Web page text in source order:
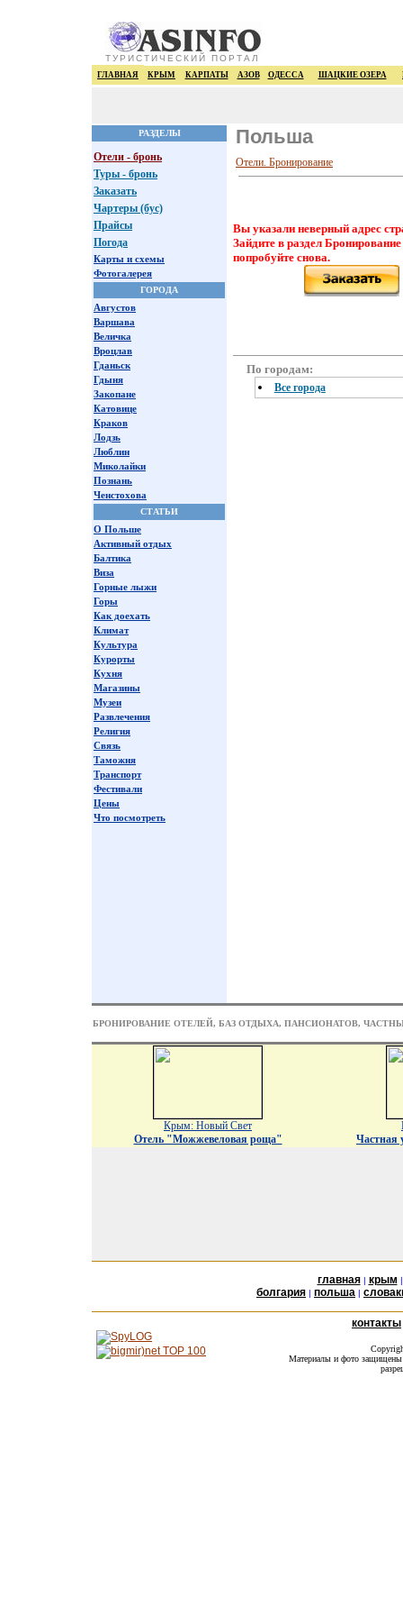
ТУРИСТИЧЕСКИЙ ПОРТАЛ
ГЛАВНАЯ КРЫМ КАРПАТЫ АЗОВ ОДЕССА ШАЦКИЕ ОЗЕРА
РАЗДЕЛЫ Польша
Отели - бронь
Туры - бронь
Заказать
Чартеры (бус)
Прайсы
Погода
Карты и схемы
Фотогалерея
ГОРОДА
Августов
Варшава
Величка
Вроцлав
Гданьск
Гдыня
Закопане
Катовице
Краков
Лодзь
Люблин
Миколайки
Познань
Ченстохова
СТАТЬИ
О Польше
Активный отдых
Балтика
Виза
Горные лыжи
Горы
Как доехать
Климат
Культура
Курорты
Кухня
Магазины
Музеи
Развлечения
Религия
Связь
Таможня
Транспорт
Фестивали
Цены
Что посмотреть
Отели. Бронирование
Вы указали неверный адрес
Зайдите в раздел
попробуйте снова.
По городам:
Все города
БРОНИРОВАНИЕ ОТЕЛЕЙ, БАЗ ОТДЫХА, ПАНСИОНАТОВ,
Крым: Новый Свет
Отель "Можжевеловая роща"
Частная
главная| крым
болгария | польша |
контакты
Материалы и фото защищены